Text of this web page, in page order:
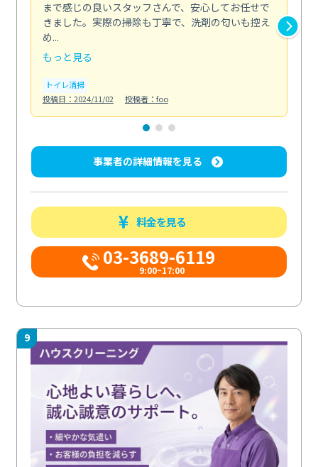
まで感じの良いスタッフさんで、安心してお任せで
きました。実際の掃除も丁寧で、洗剤の匂いも控え
め...
もっと見る
トイレ清掃
投稿日：2024/11/02
投稿者：foo
事業者の詳細情報を見る
料金を見る
03-3689-6119
9:00~17:00
9